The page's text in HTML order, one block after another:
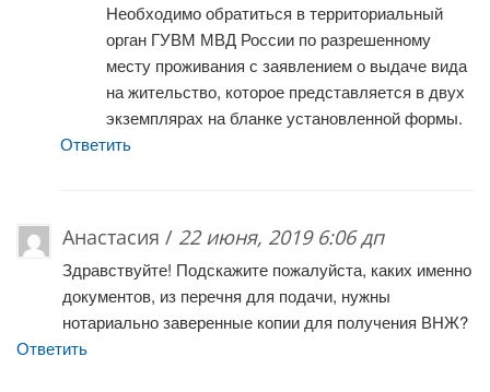
Необходимо обратиться в территориальный
орган ГУВМ МВД России по разрешенному
месту проживания с заявлением о выдаче вида
на жительство, которое представляется в двух
экземплярах на бланке установленной формы.
Ответить
Анастасия / 22 июня, 2019 6:06 дп
Здравствуйте! Подскажите пожалуйста, каких именно
документов, из перечня для подачи, нужны
нотариально заверенные копии для получения ВНЖ?
Ответить